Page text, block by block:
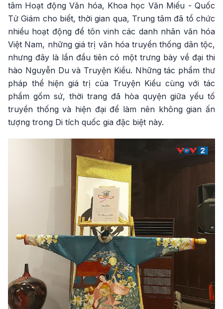
tâm Hoạt động Văn hóa, Khoa học Văn Miếu - Quốc
Tử Giám cho biết, thời gian qua, Trung tâm đã tổ chức
nhiều hoạt động để tôn vinh các danh nhân văn hóa
Việt Nam, những giá trị văn hóa truyền thống dân tộc,
nhưng đây là lần đầu tiên có một trưng bày về đại thi
hào Nguyễn Du và Truyện Kiều. Những tác phẩm thư
pháp thể hiện giá trị của Truyện Kiều cùng với tác
phẩm gốm sứ, thời trang đã hòa quyện giữa yếu tố
truyền thống và hiện đại để làm nên không gian ấn
tượng trong Di tích quốc gia đặc biệt này.